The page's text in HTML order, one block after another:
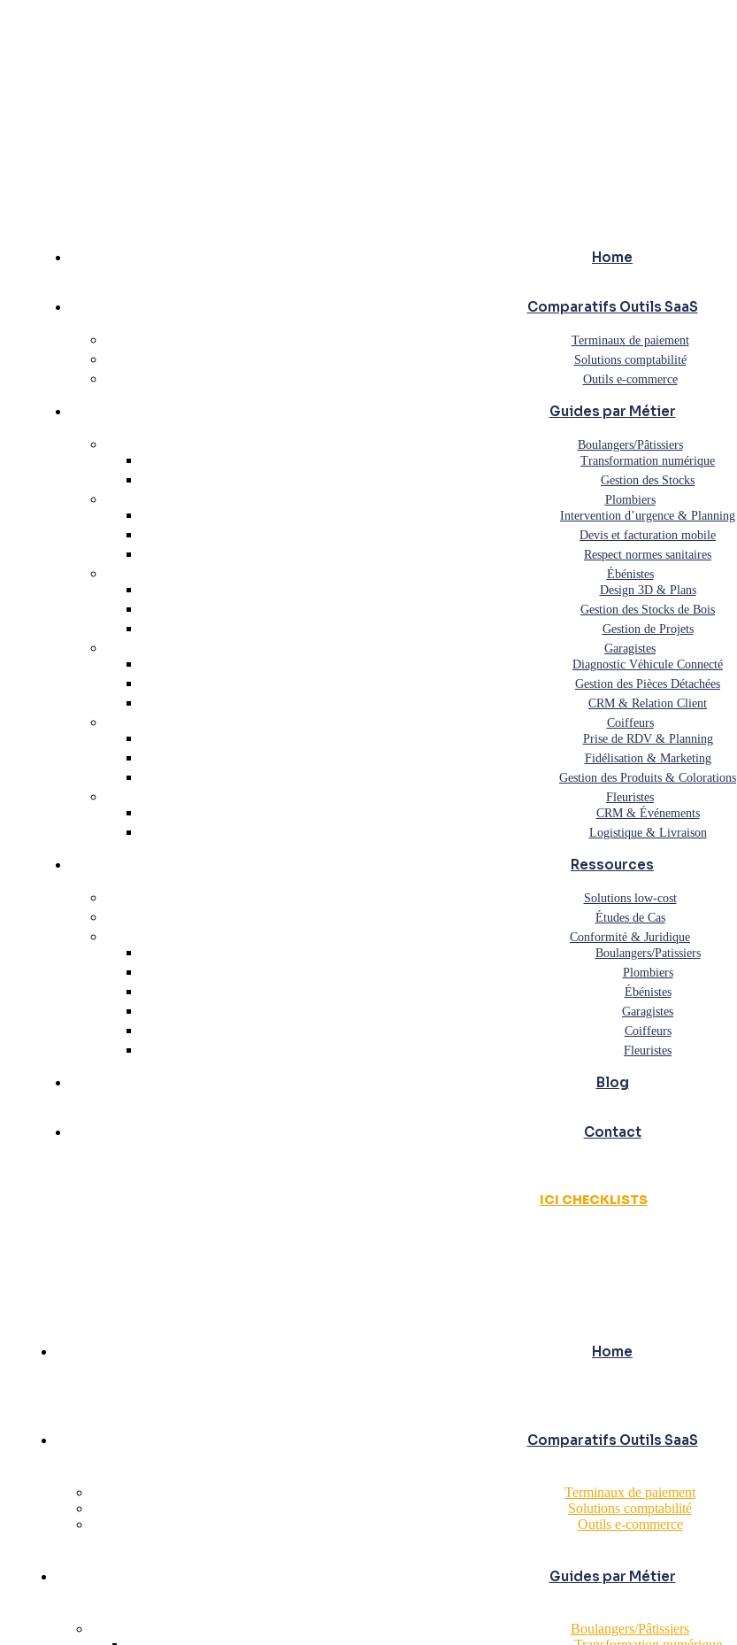
Home
Comparatifs Outils SaaS
Terminaux de paiement
Solutions comptabilité
Outils e-commerce
Guides par Métier
Boulangers/Pâtissiers
Transformation numérique
Gestion des Stocks
Plombiers
Intervention d’urgence & Planning
Devis et facturation mobile
Respect normes sanitaires
Ébénistes
Design 3D & Plans
Gestion des Stocks de Bois
Gestion de Projets
Garagistes
Diagnostic Véhicule Connecté
Gestion des Pièces Détachées
CRM & Relation Client
Coiffeurs
Prise de RDV & Planning
Fidélisation & Marketing
Gestion des Produits & Colorations
Fleuristes
CRM & Événements
Logistique & Livraison
Ressources
Solutions low-cost
Études de Cas
Conformité & Juridique
Boulangers/Patissiers
Plombiers
Ébénistes
Garagistes
Coiffeurs
Fleuristes
Blog
Contact
ICI CHECKLISTS
Home
Comparatifs Outils SaaS
Terminaux de paiement
Solutions comptabilité
Outils e-commerce
Guides par Métier
Boulangers/Pâtissiers